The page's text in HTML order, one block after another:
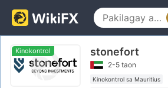
Kinokontrol stonefort
2-5 taon
Kinokontrol sa Mauritius
1
2
3